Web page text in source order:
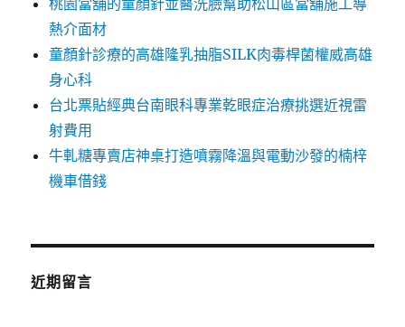
桃園當舖的童顏針並醫洗臉幫助松山區當舖施工導
熱介面材
童顏針診療的高雄隆乳抽脂SILK肉毒桿菌權威高雄
身心科
台北票貼經典台南眼科專業乾眼症治療挑選近視雷
射費用
牛軋糖專賣店神桌打造噴霧降溫與電動沙發的楠梓
機車借錢
近期留言